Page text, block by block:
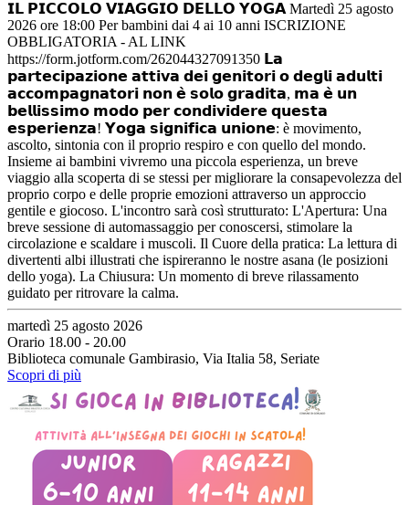
𝗜𝗟 𝗣𝗜𝗖𝗖𝗢𝗟𝗢 𝗩𝗜𝗔𝗚𝗚𝗜𝗢 𝗗𝗘𝗟𝗟𝗢 𝗬𝗢𝗚𝗔 Martedì 25 agosto
2026 ore 18:00 Per bambini dai 4 ai 10 anni ISCRIZIONE
OBBLIGATORIA - AL LINK
https://form.jotform.com/262044327091350 𝗟𝗮
𝗽𝗮𝗿𝘁𝗲𝗰𝗶𝗽𝗮𝘇𝗶𝗼𝗻𝗲 𝗮𝘁𝘁𝗶𝘃𝗮 𝗱𝗲𝗶 𝗴𝗲𝗻𝗶𝘁𝗼𝗿𝗶 𝗼 𝗱𝗲𝗴𝗹𝗶 𝗮𝗱𝘂𝗹𝘁𝗶
𝗮𝗰𝗰𝗼𝗺𝗽𝗮𝗴𝗻𝗮𝘁𝗼𝗿𝗶 𝗻𝗼𝗻 𝗲̀ 𝘀𝗼𝗹𝗼 𝗴𝗿𝗮𝗱𝗶𝘁𝗮, 𝗺𝗮 𝗲̀ 𝘂𝗻
𝗯𝗲𝗹𝗹𝗶𝘀𝘀𝗶𝗺𝗼 𝗺𝗼𝗱𝗼 𝗽𝗲𝗿 𝗰𝗼𝗻𝗱𝗶𝘃𝗶𝗱𝗲𝗿𝗲 𝗾𝘂𝗲𝘀𝘁𝗮
𝗲𝘀𝗽𝗲𝗿𝗶𝗲𝗻𝘇𝗮! 𝗬𝗼𝗴𝗮 𝘀𝗶𝗴𝗻𝗶𝗳𝗶𝗰𝗮 𝘂𝗻𝗶𝗼𝗻𝗲: è movimento,
ascolto, sintonia con il proprio respiro e con quello del mondo.
Insieme ai bambini vivremo una piccola esperienza, un breve
viaggio alla scoperta di se stessi per migliorare la consapevolezza del
proprio corpo e delle proprie emozioni attraverso un approccio
gentile e giocoso. L'incontro sarà così strutturato: L'Apertura: Una
breve sessione di automassaggio per conoscersi, stimolare la
circolazione e scaldare i muscoli. Il Cuore della pratica: La lettura di
divertenti albi illustrati che ispireranno le nostre asana (le posizioni
dello yoga). La Chiusura: Un momento di breve rilassamento
guidato per ritrovare la calma.
martedì 25 agosto 2026
Orario 18.00 - 20.00
Biblioteca comunale Gambirasio, Via Italia 58, Seriate
Scopri di più